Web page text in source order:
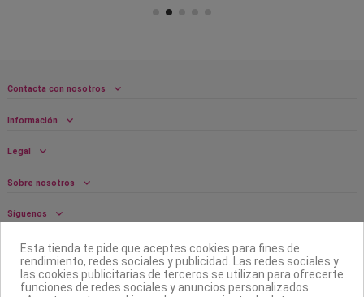
Contacta con nosotros
Información
Legal
Sobre nosotros
Síguenos
Boletín
Esta tienda te pide que aceptes cookies para fines de
rendimiento, redes sociales y publicidad. Las redes sociales y
las cookies publicitarias de terceros se utilizan para ofrecerte
funciones de redes sociales y anuncios personalizados.